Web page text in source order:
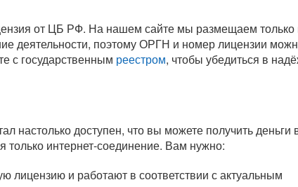
от ЦБ РФ. На нашем сайте мы размещаем
деятельности, поэтому ОРГН и номер лицензии
с государственным реестром, чтобы убедиться в
настолько доступен, что вы можете получить деньги
только интернет-соединение. Вам нужно:
лицензию и работают в соответствии с актуальным